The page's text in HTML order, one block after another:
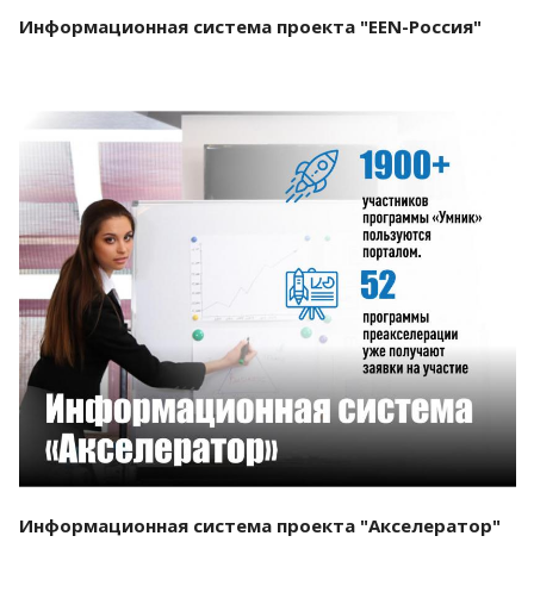
Информационная система проекта "EEN-Россия"
Смотреть проект
Информационная система проекта "Акселератор"